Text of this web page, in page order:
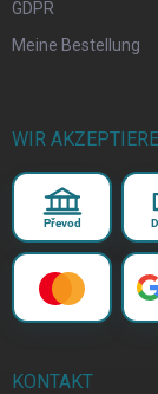
GDPR
Meine Bestellung
WIR
Převod
KONTAKT